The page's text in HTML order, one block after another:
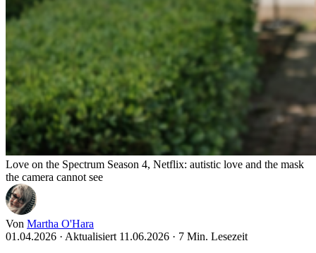
Love on the Spectrum Season 4, Netflix: autistic love and the mask
the camera cannot see
Von Martha O'Hara
01.04.2026 · Aktualisiert 11.06.2026 · 7 Min. Lesezeit